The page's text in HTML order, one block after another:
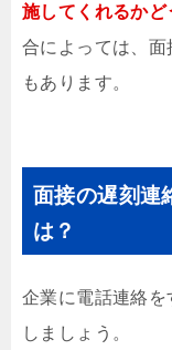
施してくれるかど
合によっては、
もあります。
面接の遅刻連
は？
企業に電話連絡
しましょう。